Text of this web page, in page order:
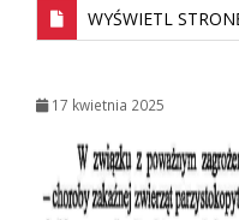
WYŚWIETL
17 kwietnia 2025